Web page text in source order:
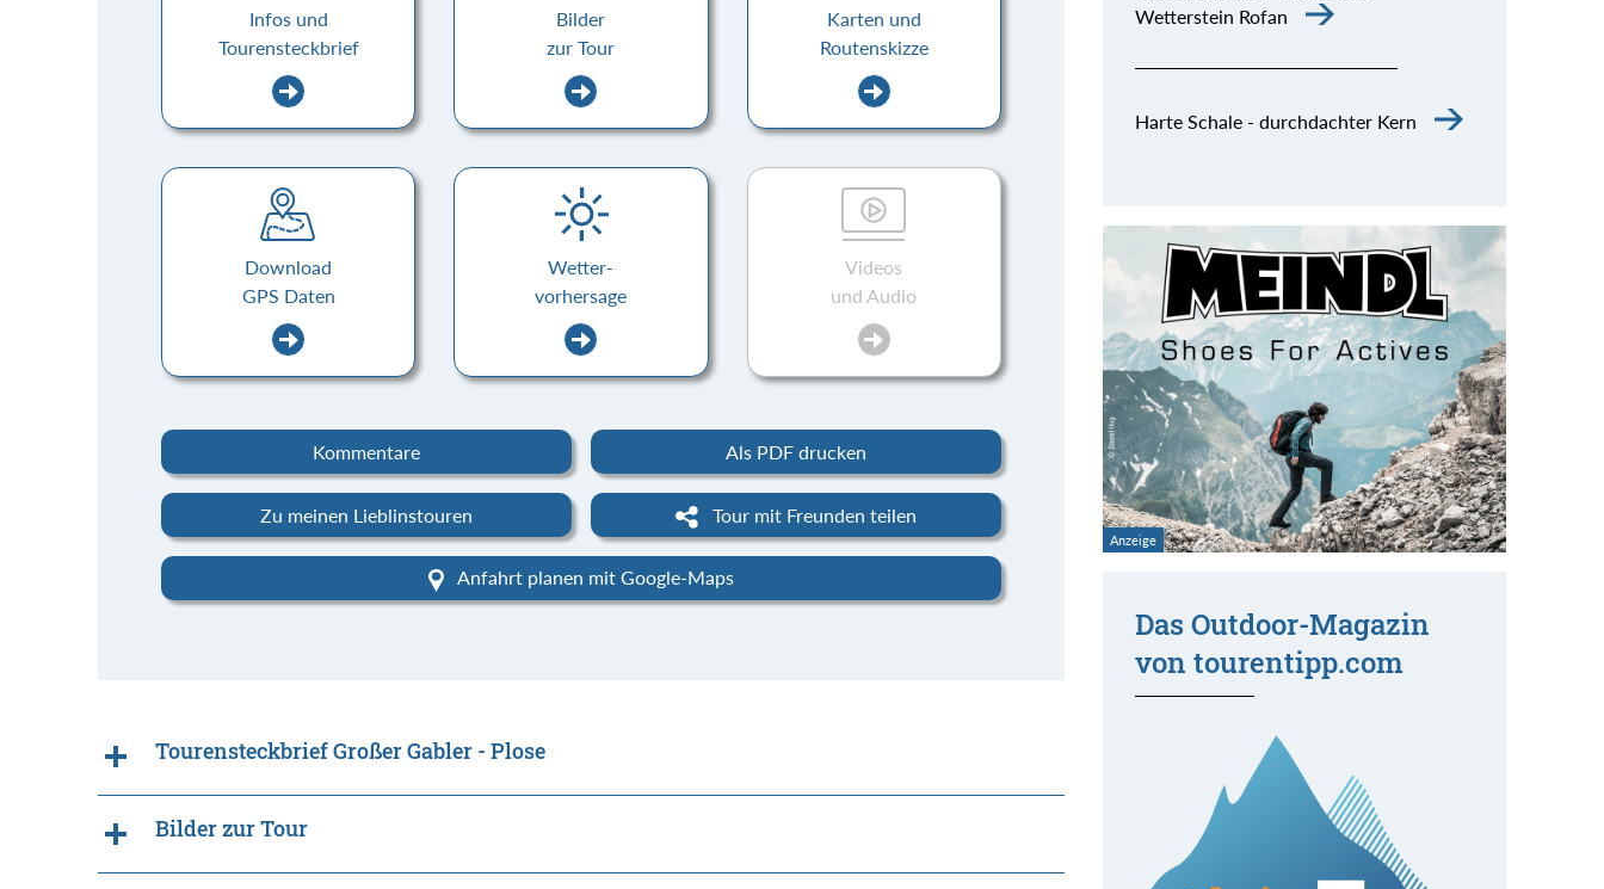
Infos und
Tourensteckbrief
Bilder
zur Tour
Karten und
Routenskizze
Download
GPS Daten
Wetter-
vorhersage
Videos
und Audio
Kommentare Als PDF drucken
Zu meinen Lieblinstouren Tour mit Freunden teilen
Anfahrt planen mit Google-Maps
Tourensteckbrief Großer Gabler - Plose
Bilder zur Tour
Wetterstein Rofan
Harte Schale - durchdachter Kern
Das Outdoor-Magazin
von tourentipp.com